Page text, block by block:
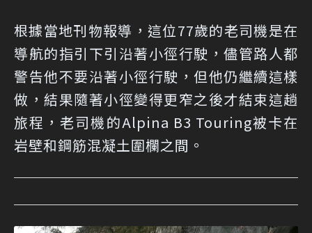
根據當地刊物報導，這位77歲的老司機是在
導航的指引下引沿著小徑行駛，儘管路人都
警告他不要沿著小徑行駛，但他仍繼續這樣
做，結果隨著小徑變得更窄之後才結束這趟
旅程，老司機的Alpina B3 Touring被卡在
岩壁和鋼筋混凝土圍欄之間。